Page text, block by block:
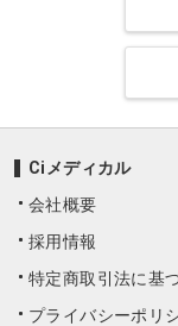
Ciメディカル
会社概要
採用情報
特定商取引法に基
プライバシーポリ